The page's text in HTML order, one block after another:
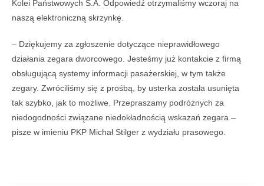
Kolei Państwowych S.A. Odpowiedź otrzymaliśmy wczoraj na
naszą elektroniczną skrzynkę.
– Dziękujemy za zgłoszenie dotyczące nieprawidłowego
działania zegara dworcowego. Jesteśmy już kontakcie z firmą
obsługującą systemy informacji pasażerskiej, w tym także
zegary. Zwróciliśmy się z prośbą, by usterka została usunięta
tak szybko, jak to możliwe. Przepraszamy podróżnych za
niedogodności związane niedokładnością wskazań zegara –
pisze w imieniu PKP Michał Stilger z wydziału prasowego.